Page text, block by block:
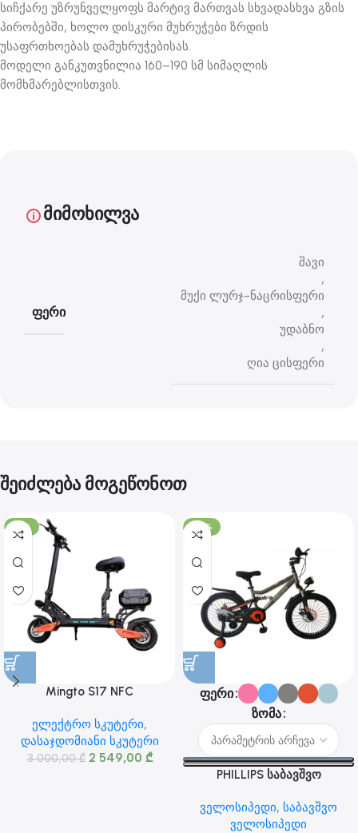
სიჩქარე უზრუნველყოფს მარტივ მართვას სხვადასხვა გზის
პირობებში, ხოლო დისკური მუხრუჭები ზრდის
უსაფრთხოებას დამუხრუჭებისას.
მოდელი განკუთვნილია 160–190 სმ სიმაღლის
მომხმარებლისთვის.
მიმოხილვა
ფერი
შავი
,
მუქი ლურჯ-ნაცრისფერი
,
უდაბნო
,
ღია ცისფერი
შეიძლება მოგეწონოთ
-15%
Mingto S17 NFC
ელექტრო სკუტერი,
დასაჯდომიანი სკუტერი
3 000,00₾ 2 549,00 ₾
-29%
ფერი
ზომა
PHILLIPS საბავშვო
ამორტიზატორით
ველოსიპედი, საბავშვო
ველოსიპედი